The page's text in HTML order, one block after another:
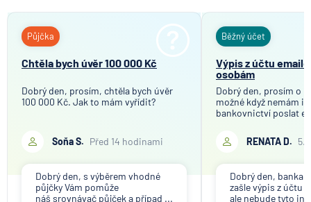
Půjčka
Chtěla bych úvěr 100 000 Kč
Dobrý den, prosím, chtěla bych úvěr
100 000 Kč. Jak to mám vyřídit?
Soňa S. Před 14 hodinami
Dobrý den, s výběrem vhodné
půjčky Vám pomůže
náš srovnávač půjček a případ ...
Běžný účet
Výpis z účtu
osobám
Dobrý den, prosím o
možné když nemám
bankovnictví poslat
RENATA D.
Dobrý den, banka
zašle výpis z účtu
ale nebude tyto